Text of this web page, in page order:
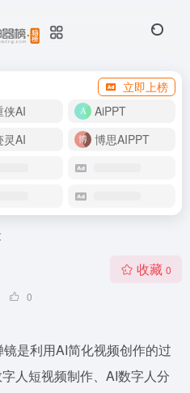
立即上榜
侠AI
AiPPT
灵AI
博思AIPPT
0
收藏 0
是利用AI简化视频创作的过
人短视频制作、AI数字人分